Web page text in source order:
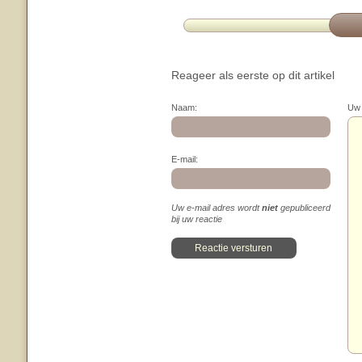
Reageer als eerste op dit artikel
Naam:
E-mail:
Uw e-mail adres wordtnietgepubliceerd
bij uw reactie
Uw